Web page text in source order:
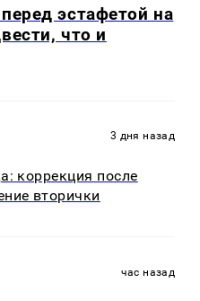
эстафетой на
что и
3 дня назад
коррекция после
вторички
час назад